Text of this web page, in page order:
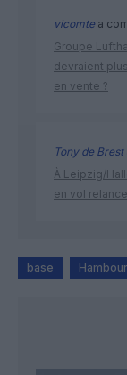
vicomtea
Groupe
devraient
en vente ?
Tony de Brest
À Leipzig/
en vol
base